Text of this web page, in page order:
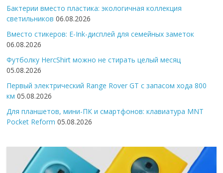
Бактерии вместо пластика: экологичная коллекция
светильников 06.08.2026
Вместо стикеров: E-Ink-дисплей для семейных заметок
06.08.2026
Футболку HercShirt можно не стирать целый месяц
05.08.2026
Первый электрический Range Rover GT с запасом хода 800
км 05.08.2026
Для планшетов, мини-ПК и смартфонов: клавиатура MNT
Pocket Reform 05.08.2026